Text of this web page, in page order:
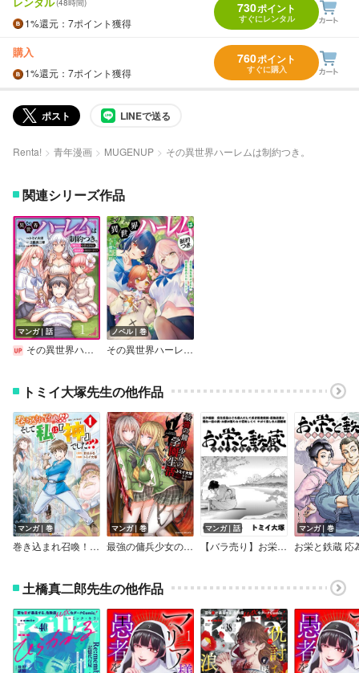
1%還元 ：7ポイント獲得
730ポイント
すぐにレンタル
購入
1%還元 ：7ポイント獲得
760ポイント
すぐに購入
ポスト LINEで送る
Renta! 青年漫画 MUGENUP その異世界ハーレムは制約つき。
関連シリーズ作品
マンガ｜話
その異世界ハーレムは制約つき。～自慰行為を禁止された童貞勇者のスローライフ～（分冊版）
ノベル｜巻
その異世界ハーレムは制約つき。～自慰行為を禁止された童貞勇者のスローライフ～【通常版】
トミイ大塚先生の他作品
マンガ｜巻
巻き込まれ召喚！？ そして私は『神』でした？？
マンガ｜巻
最強の傭兵少女の学園生活 ―少女と少女、邂逅する―
マンガ｜話
【バラ売り】お栄と鉄蔵 応為・北斎大江戸草子
マンガ｜巻
土橋真二郎先生の他作品